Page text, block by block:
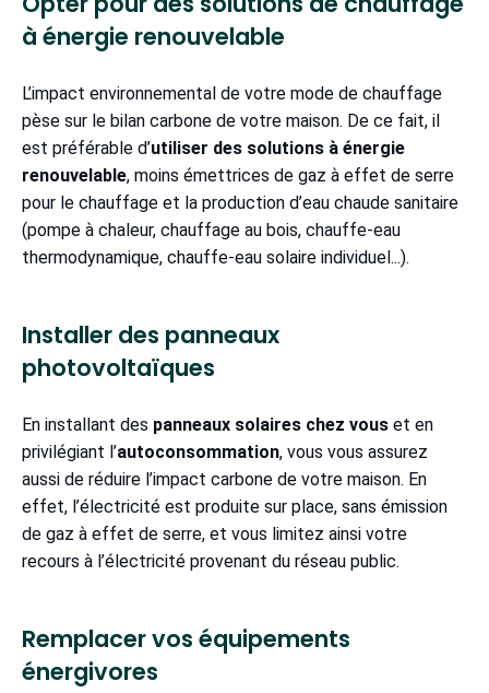
à énergie renouvelable
L’impact environnemental de votre mode de chauffage
pèse sur le bilan carbone de votre maison. De ce fait, il
est préférable d’utiliser des solutions à énergie
renouvelable, moins émettrices de gaz à effet de serre
pour le chauffage et la production d’eau chaude sanitaire
(pompe à chaleur, chauffage au bois, chauffe-eau
thermodynamique, chauffe-eau solaire individuel...).
Installer des panneaux
photovoltaïques
En installant des panneaux solaires chez vous et en
privilégiant l’autoconsommation, vous vous assurez
aussi de réduire l’impact carbone de votre maison. En
effet, l’électricité est produite sur place, sans émission
de gaz à effet de serre, et vous limitez ainsi votre
recours à l’électricité provenant du réseau public.
Remplacer vos équipements
énergivores